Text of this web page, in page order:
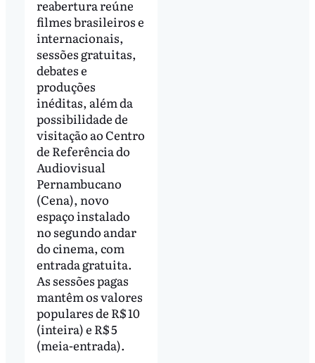
reabertura reúne
filmes brasileiros e
internacionais,
sessões gratuitas,
debates e
produções
inéditas, além da
possibilidade de
visitação ao Centro
de Referência do
Audiovisual
Pernambucano
(Cena), novo
espaço instalado
no segundo andar
do cinema, com
entrada gratuita.
As sessões pagas
mantêm os valores
populares de R$ 10
(inteira) e R$ 5
(meia-entrada).